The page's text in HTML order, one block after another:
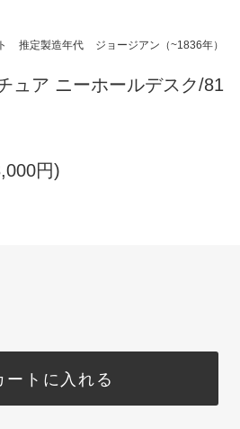
推定製造年代 ジョージアン（~1836年）
ュア ニーホールデスク/81
円)
ートに入れる